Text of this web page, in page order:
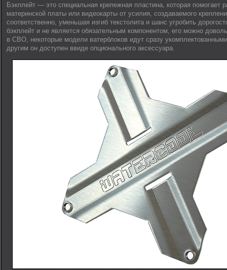
Бэкплейт — это специальная крепежная пластина, которая помогает
материнской платы или видеокарты от усилия, создаваемого
соответственно, уменьшая изгиб текстолита и шанс угробить
бэкплейт и не является обязательным компонентом, его можно
в СВО, некоторые модели ватерблоков идут сразу
другим он доступен ввиде опционального аксессуара.